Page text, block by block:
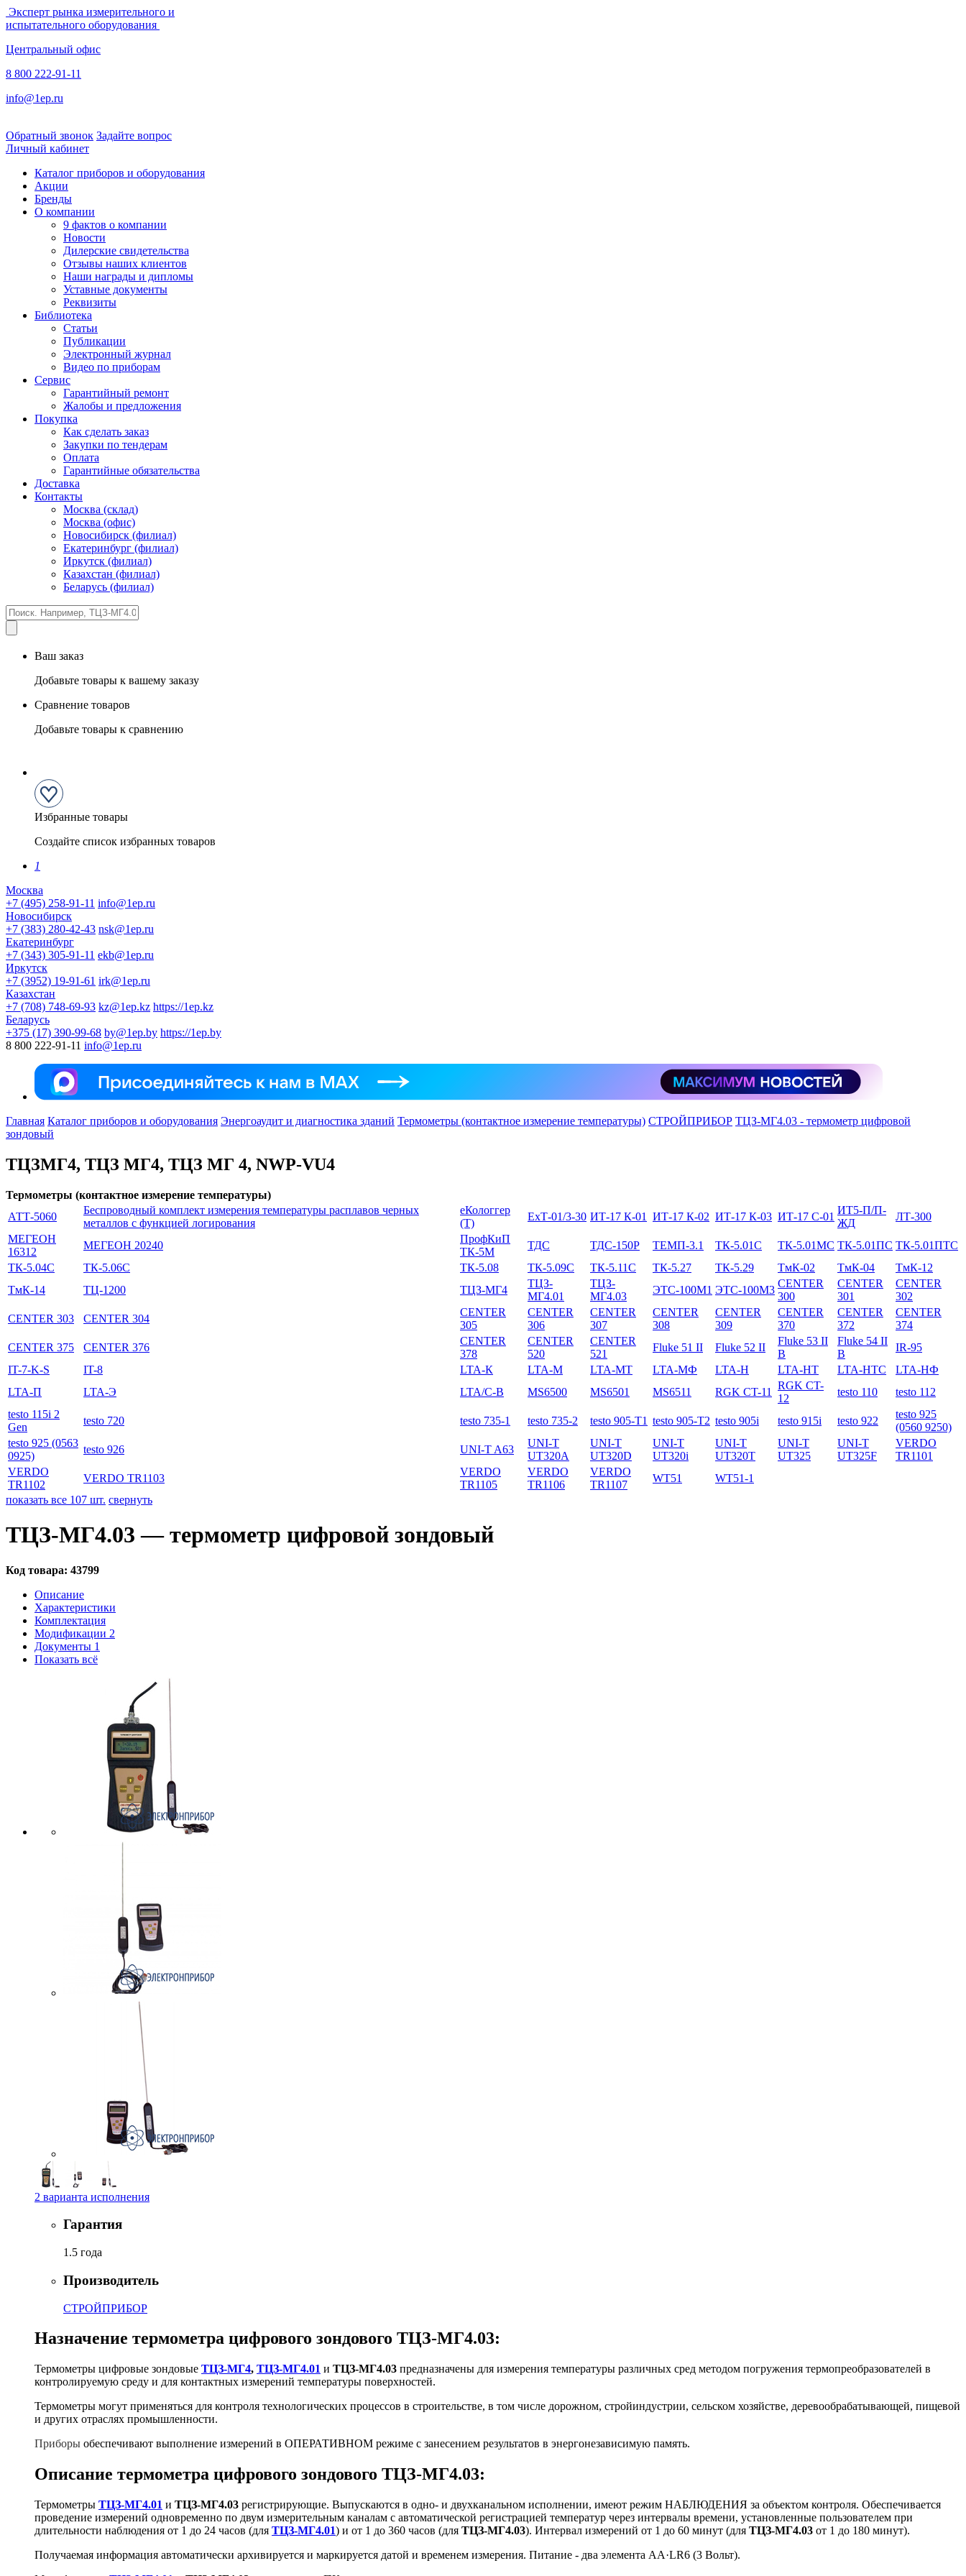
Эксперт рынка измерительного и
испытательного оборудования
Центральный офис
8 800 222-91-11
info@1ep.ru
Обратный звонок Задайте вопрос
Личный кабинет
Каталог приборов и оборудования
Акции
Бренды
О компании
9 фактов о компании
Новости
Дилерские свидетельства
Отзывы наших клиентов
Наши награды и дипломы
Уставные документы
Реквизиты
Библиотека
Статьи
Публикации
Электронный журнал
Видео по приборам
Сервис
Гарантийный ремонт
Жалобы и предложения
Покупка
Как сделать заказ
Закупки по тендерам
Оплата
Гарантийные обязательства
Доставка
Контакты
Москва (склад)
Москва (офис)
Новосибирск (филиал)
Екатеринбург (филиал)
Иркутск (филиал)
Казахстан (филиал)
Беларусь (филиал)
Ваш заказ
Добавьте товары к вашему заказу
Сравнение товаров
Добавьте товары к сравнению
Избранные товары
Создайте список избранных товаров
1
Москва
+7 (495) 258-91-11 info@1ep.ru
Новосибирск
+7 (383) 280-42-43 nsk@1ep.ru
Екатеринбург
+7 (343) 305-91-11 ekb@1ep.ru
Иркутск
+7 (3952) 19-91-61 irk@1ep.ru
Казахстан
+7 (708) 748-69-93 kz@1ep.kz https://1ep.kz
Беларусь
+375 (17) 390-99-68 by@1ep.by https://1ep.by
8 800 222-91-11 info@1ep.ru
Главная Каталог приборов и оборудования Энергоаудит и диагностика зданий Термометры (контактное измерение температуры) СТРОЙПРИБОР ТЦЗ-МГ4.03 - термометр цифровой
зондовый
ТЦЗМГ4, ТЦЗ МГ4, ТЦЗ МГ 4, NWP-VU4
Термометры (контактное измерение температуры)
АТТ-5060
Беспроводный комплект измерения температуры расплавов черных
металлов с функцией логирования
еКологгер
(Т)
ЕхТ-01/3-30 ИТ-17 К-01 ИТ-17 К-02 ИТ-17 К-03 ИТ-17 С-01
ИТ5-П/П-
ЖД
ЛТ-300
МЕГЕОН
16312
МЕГЕОН 20240
ПрофКиП
ТК-5М
ТДС ТДС-150Р ТЕМП-3.1 ТК-5.01C ТК-5.01МC ТК-5.01ПC ТК-5.01ПТС
ТК-5.04C
ТК-5.06C ТК-5.08 ТК-5.09C ТК-5.11C ТК-5.27 ТК-5.29 ТмК-02 ТмК-04
ТмК-12
ТмК-14
ТЦ-1200 ТЦЗ-МГ4
ТЦЗ-
МГ4.01
ТЦЗ-
МГ4.03
ЭТС-100М1 ЭТС-100М3
CENTER
300
CENTER
301
CENTER
302
CENTER 303
CENTER 304
CENTER
305
CENTER
306
CENTER
307
CENTER
308
CENTER
309
CENTER
370
CENTER
372
CENTER
374
CENTER 375
CENTER 376
CENTER
378
CENTER
520
CENTER
521
Fluke 51 II Fluke 52 II
Fluke 53 II
B
Fluke 54 II
B
IR-95
IT-7-K-S
IT-8 LTA-К LTA-М LTA-МТ LTA-МФ LTA-Н LTA-НТ LTA-НТС
LTA-НФ
LTA-П
LTA-Э LTA/С-В MS6500 MS6501 MS6511 RGK CT-11
RGK CT-
12
testo 110
testo 112
testo 115i 2
Gen
testo 720 testo 735-1 testo 735-2 testo 905-T1 testo 905-T2 testo 905i testo 915i testo 922
testo 925
(0560 9250)
testo 925 (0563
0925)
testo 926 UNI-T A63
UNI-T
UT320A
UNI-T
UT320D
UNI-T
UT320i
UNI-T
UT320T
UNI-T
UT325
UNI-T
UT325F
VERDO
TR1101
VERDO
TR1102
VERDO TR1103
VERDO
TR1105
VERDO
TR1106
VERDO
TR1107
WT51
WT51-1
показать все 107 шт. свернуть
ТЦЗ-МГ4.03 — термометр цифровой зондовый
Код товара: 43799
Описание
Характеристики
Комплектация
Модификации 2
Документы 1
Показать всё
2 варианта исполнения
Гарантия
1.5 года
Производитель
СТРОЙПРИБОР
Назначение термометра цифрового зондового ТЦЗ-МГ4.03:
Термометры цифровые зондовые ТЦЗ-МГ4, ТЦЗ-МГ4.01 и ТЦЗ-МГ4.03 предназначены для измерения температуры различных сред методом погружения термопреобразователей в
контролируемую среду и для контактных измерений температуры поверхностей.
Термометры могут применяться для контроля технологических процессов в строительстве, в том числе дорожном, стройиндустрии, сельском хозяйстве, деревообрабатывающей, пищевой
и других отраслях промышленности.
Приборы обеспечивают выполнение измерений в ОПЕРАТИВНОМ режиме с занесением результатов в энергонезависимую память.
Описание термометра цифрового зондового ТЦЗ-МГ4.03:
Термометры ТЦЗ-МГ4.01 и ТЦЗ-МГ4.03 регистрирующие. Выпускаются в одно- и двухканальном исполнении, имеют режим НАБЛЮДЕНИЯ за объектом контроля. Обеспечивается
проведение измерений одновременно по двум измерительным каналам с автоматической регистрацией температур через интервалы времени, установленные пользователем при
длительности наблюдения от 1 до 24 часов (для ТЦЗ-МГ4.01) и от 1 до 360 часов (для ТЦЗ-МГ4.03). Интервал измерений от 1 до 60 минут (для ТЦЗ-МГ4.03 от 1 до 180 минут).
Получаемая информация автоматически архивируется и маркируется датой и временем измерения. Питание - два элемента АА·LR6 (3 Вольт).